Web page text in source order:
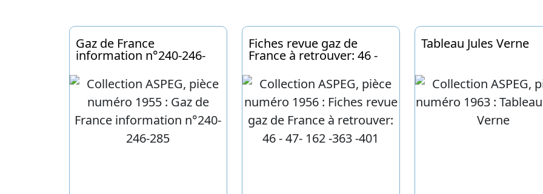
Gaz de France
information n°240-246-
Fiches revue gaz de
France à retrouver: 46 -
Tableau Jules Verne